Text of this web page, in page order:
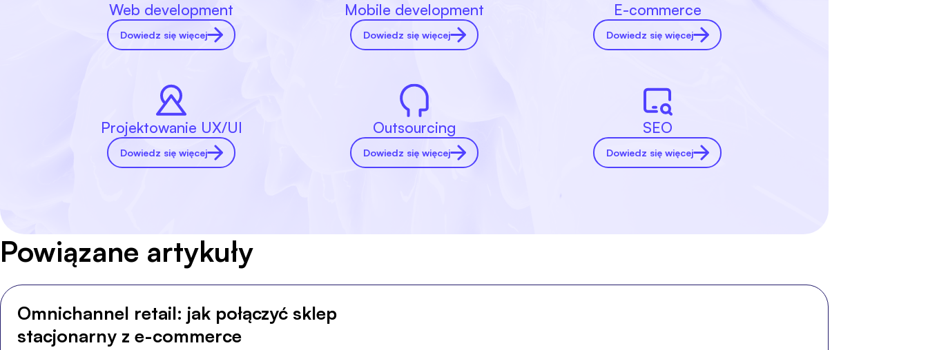
Web development
Dowiedz się więcej
Mobile development
Dowiedz się więcej
E-commerce
Dowiedz się więcej
Projektowanie UX/UI
Dowiedz się więcej
Outsourcing
Dowiedz się więcej
SEO
Dowiedz się więcej
Powiązane artykuły
Omnichannel retail: jak połączyć sklep
stacjonarny z e-commerce